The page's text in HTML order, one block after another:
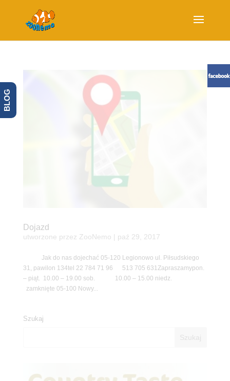
Dojazd
utworzone przez ZooNemo paź 29, 2017
Jak do nas dojechać 05-120 Legionowo ul. Piłsudskiego
31, pawilon 134tel 22 784 71 96 513 705 631Zapraszamypon.
– piąt. 10.00 – 19.00 sob. 10.00 – 15.00 niedz.
zamknięte 05-100 Nowy...
Szukaj
BLOG